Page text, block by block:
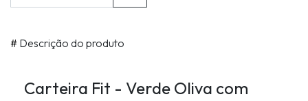
# Descrição do produto
Carteira Fit - Verde Oliva com